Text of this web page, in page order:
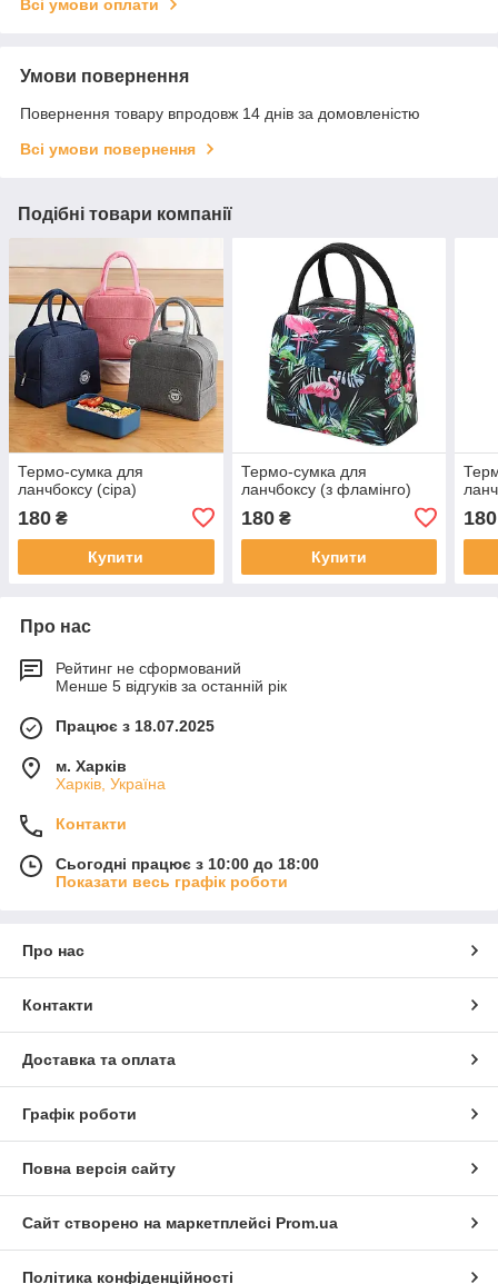
Всі умови оплати
Умови повернення
Повернення товару впродовж 14 днів за домовленістю
Всі умови повернення
Подібні товари компанії
Термо-сумка для
ланчбоксу (сіра)
180 ₴
Купити
Термо-сумка для
ланчбоксу (з фламінго)
180₴
Купити
180
Про нас
Рейтинг не сформований
Менше 5 відгуків за останній рік
Працює з 18.07.2025
м. Харків
Харків, Україна
Контакти
Сьогодні працює з 10:00 до 18:00
Показати весь графік роботи
Про нас
Контакти
Доставка та оплата
Графік роботи
Повна версія сайту
Сайт створено на маркетплейсі Prom.ua
Політика конфіденційності